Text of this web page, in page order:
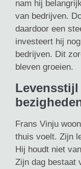
nam hij
van bedrijven.
daardoor een
investeert hij
bedrijven. Dit
bleven groeien.
Frans Vinju
thuis voelt. Zijn
Hij houdt niet
Zijn dag bestaat